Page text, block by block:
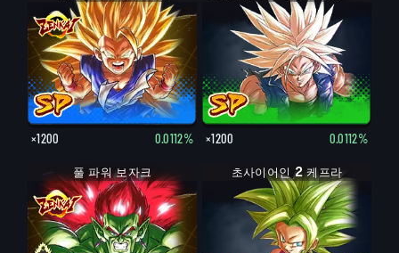
×1200 0.0112% ×1200 0.0112%
보자크
풀 파워 보자크 초사이어인 2 케프라